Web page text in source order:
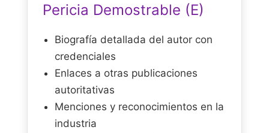
Pericia Demostrable (E)
Biografía detallada del autor con
credenciales
Enlaces a otras publicaciones
autoritativas
Menciones y reconocimientos en la
industria